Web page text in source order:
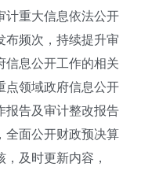
计重大信息依法公开
布频次，持续提升审
信息公开工作的相关
点领域政府信息公开
报告及审计整改报告
全面公开财政预决算
及时更新内容，